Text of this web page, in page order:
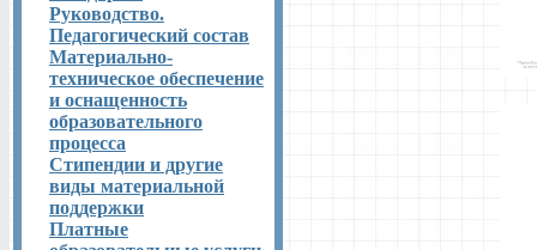
Руководство.
Педагогический состав
Материально-
техническое обеспечение
и оснащенность
образовательного
процесса
Стипендии и другие
виды материальной
поддержки
Платные